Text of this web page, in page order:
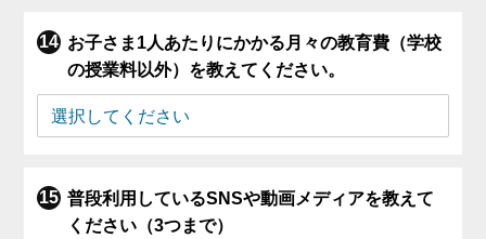
お子さま1人あたりにかかる月々の教育費（学校
の授業料以外）を教えてください。
普段利用しているSNSや動画メディアを教えて
ください（3つまで）